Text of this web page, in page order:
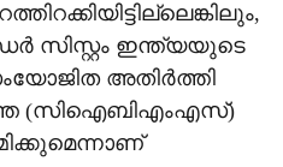
സിസ്റ്റം ഇന്ത്യയുടെ
അതിർത്തി
(സിഐബിഎംഎസ്)